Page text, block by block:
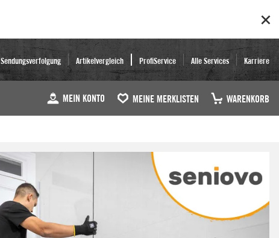
Sendungsverfolgung Artikelvergleich ProfiService Alle Services Karriere
MEIN KONTO MEINE MERKLISTEN WARENKORB